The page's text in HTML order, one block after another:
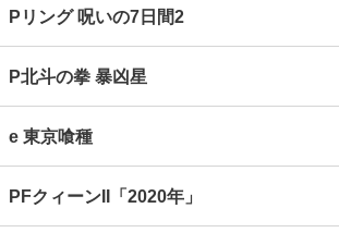
Pリング 呪いの7日間2
P北斗の拳 暴凶星
e 東京喰種
PFクィーンII「2020年」